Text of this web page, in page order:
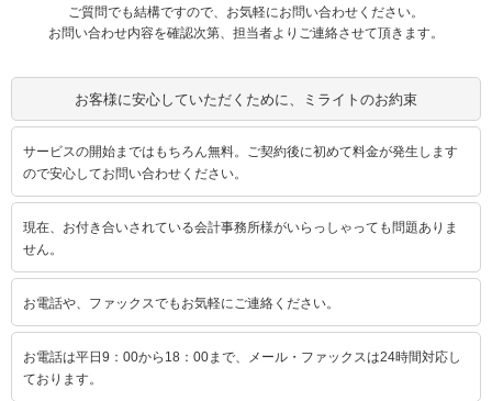
ご質問でも結構ですので、お気軽にお問い合わせください。
お問い合わせ内容を確認次第、担当者よりご連絡させて頂きます。
お客様に安心していただくために、ミライトのお約束
サービスの開始まではもちろん無料。ご契約後に初めて料金が発生します
ので安心してお問い合わせください。
現在、お付き合いされている会計事務所様がいらっしゃっても問題ありま
せん。
お電話や、ファックスでもお気軽にご連絡ください。
お電話は平日9：00から18：00まで、メール・ファックスは24時間対応し
ております。